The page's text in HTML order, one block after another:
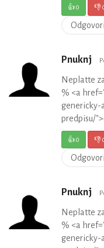
👍0 👎
Pnuknj
Neplatte
% <a
predpisu/
👍0 👎
Pnuknj
Neplatte
% <a